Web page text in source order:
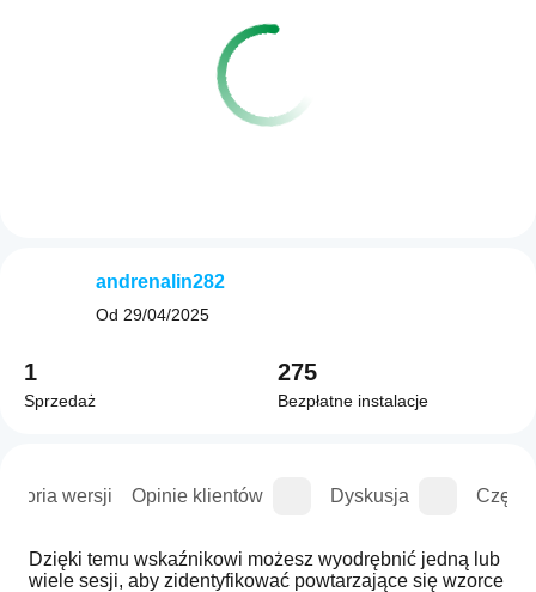
wersji Opinie klientów Dyskusja
Dzięki temu wskaźnikowi możesz wyodrębnić jedną lub
wiele sesji, aby zidentyfikować powtarzające się wzorce
andrenalin282
Od 29/04/2025
1
Sprzedaż
275
Bezpłatne instalacje